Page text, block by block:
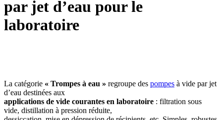
par jet d’eau pour le
laboratoire
La catégorie « Trompes à eau » regroupe des pompes à vide par jet
d’eau destinées aux
applications de vide courantes en laboratoire : filtration sous
vide, distillation à pression réduite,